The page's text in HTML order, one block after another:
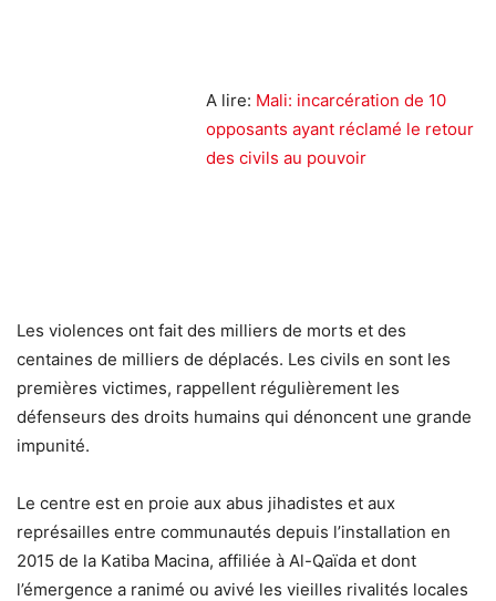
A lire: Mali: incarcération de 10
opposants ayant réclamé le retour
des civils au pouvoir
Les violences ont fait des milliers de morts et des
centaines de milliers de déplacés. Les civils en sont les
premières victimes, rappellent régulièrement les
défenseurs des droits humains qui dénoncent une grande
impunité.
Le centre est en proie aux abus jihadistes et aux
représailles entre communautés depuis l’installation en
2015 de la Katiba Macina, affiliée à Al-Qaïda et dont
l’émergence a ranimé ou avivé les vieilles rivalités locales